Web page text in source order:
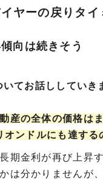
ヤーの戻りタイ
向は続きそう
てお話ししていき
産の全体の価格は
ンドルにも達する
期金利が再び上昇
は分かりませんが